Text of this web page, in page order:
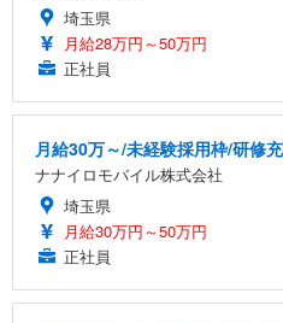
埼玉県
月給28万円～50万円
正社員
月給30万～/未経験採用枠/研修
ナナイロモバイル株式会社
埼玉県
月給30万円～50万円
正社員